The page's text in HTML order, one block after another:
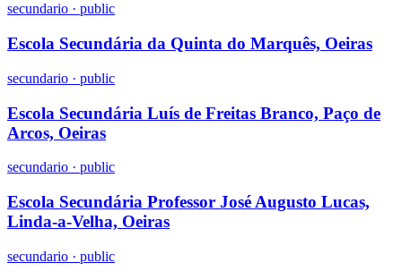
secundario · public
Escola Secundária da Quinta do Marquês, Oeiras
secundario · public
Escola Secundária Luís de Freitas Branco, Paço de
Arcos, Oeiras
secundario · public
Escola Secundária Professor José Augusto Lucas,
Linda-a-Velha, Oeiras
secundario · public